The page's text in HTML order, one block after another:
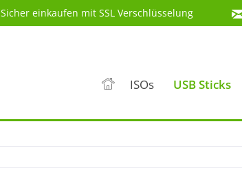
Sicher einkaufen mit SSL Verschlüsselung
ISOs USB Sticks